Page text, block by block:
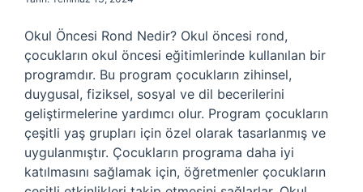
Okul Öncesi Rond Nedir? Okul öncesi rond,
çocukların okul öncesi eğitimlerinde kullanılan bir
programdır. Bu program çocukların zihinsel,
duygusal, fiziksel, sosyal ve dil becerilerini
geliştirmelerine yardımcı olur. Program çocukların
çeşitli yaş grupları için özel olarak tasarlanmış ve
uygulanmıştır. Çocukların programa daha iyi
katılmasını sağlamak için, öğretmenler çocukların